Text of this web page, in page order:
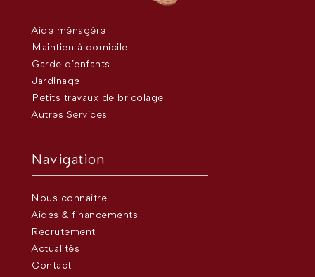
Aide ménagère
Maintien à domicile
Garde d’enfants
Jardinage
Petits travaux de bricolage
Autres Services
Navigation
Nous connaître
Aides & financements
Recrutement
Actualités
Contact